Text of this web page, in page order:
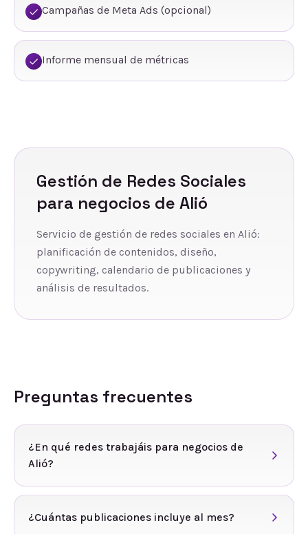
Campañas de Meta Ads (opcional)
Informe mensual de métricas
Gestión de Redes Sociales
para negocios de Alió
Servicio de gestión de redes sociales en Alió:
planificación de contenidos, diseño,
copywriting, calendario de publicaciones y
análisis de resultados.
Preguntas frecuentes
¿En qué redes trabajáis para negocios de
Alió?
¿Cuántas publicaciones incluye al mes?